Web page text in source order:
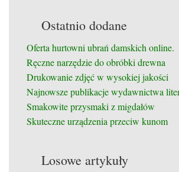
Ostatnio dodane
Oferta hurtowni ubrań damskich online.
Ręczne narzędzie do obróbki drewna
Drukowanie zdjęć w wysokiej jakości
Najnowsze publikacje wydawnictwa
Smakowite przysmaki z migdałów
Skuteczne urządzenia przeciw kunom
Losowe artykuły